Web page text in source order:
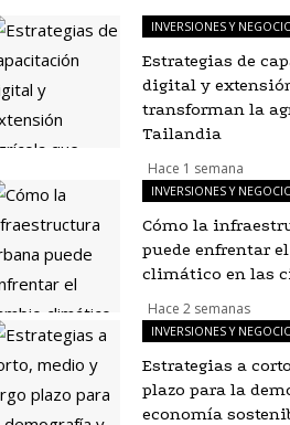
INVERSIONES Y
Estrategias de
digital y
transforman la
Tailandia
Hace 1 semana
INVERSIONES Y
Cómo la
puede enfrentar
climático en las
Hace 2 semanas
INVERSIONES Y
Estrategias a
plazo para la
economía